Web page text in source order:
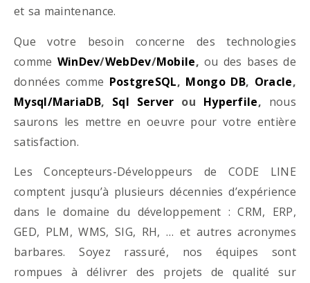
et sa maintenance.
Que votre besoin concerne des technologies
comme WinDev/WebDev/Mobile, ou des bases de
données comme PostgreSQL, Mongo DB, Oracle,
Mysql/MariaDB, Sql Server ou Hyperfile, nous
saurons les mettre en oeuvre pour votre entière
satisfaction.
Les Concepteurs-Développeurs de CODE LINE
comptent jusqu’à plusieurs décennies d’expérience
dans le domaine du développement : CRM, ERP,
GED, PLM, WMS, SIG, RH, … et autres acronymes
barbares. Soyez rassuré, nos équipes sont
rompues à délivrer des projets de qualité sur